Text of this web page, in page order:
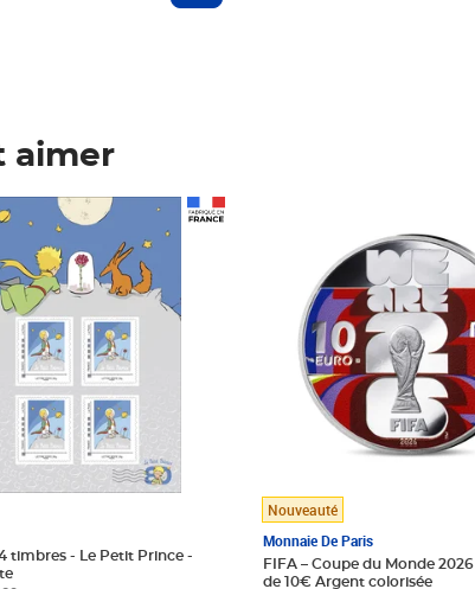
aimer
timbres - Le Petit Prince -
HT
Nouveauté
Monnaie De Paris
FIFA – Coupe du Monde
de 10€ Argent colorisée